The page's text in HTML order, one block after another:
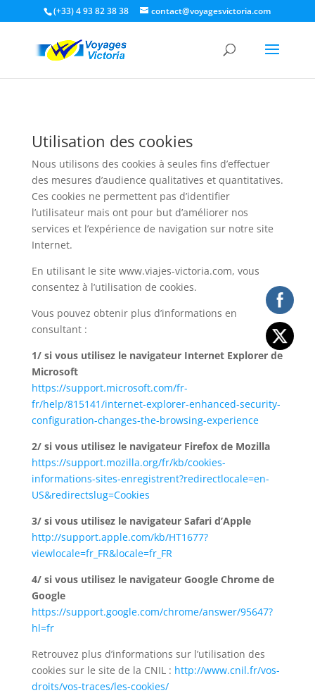
(+33) 4 93 82 38 38 contact@voyagesvictoria.com
Utilisation des cookies
Nous utilisons des cookies à seules fins d’effectuer
des mesures d’audience qualitatives et quantitatives.
Ces cookies ne permettent pas d’identifier
l’utilisateur mais ont pour but d’améliorer nos
services et l’expérience de navigation sur notre site
Internet.
En utilisant le site www.viajes-victoria.com, vous
consentez à l’utilisation de cookies.
Vous pouvez obtenir plus d’informations en
consultant :
1/ si vous utilisez le navigateur Internet Explorer de
Microsoft
https://support.microsoft.com/fr-
fr/help/815141/internet-explorer-enhanced-security-
configuration-changes-the-browsing-experience
2/ si vous utilisez le navigateur Firefox de Mozilla
https://support.mozilla.org/fr/kb/cookies-
informations-sites-enregistrent?redirectlocale=en-
US&redirectslug=Cookies
3/ si vous utilisez le navigateur Safari d’Apple
http://support.apple.com/kb/HT1677?
viewlocale=fr_FR&locale=fr_FR
4/ si vous utilisez le navigateur Google Chrome de
Google
https://support.google.com/chrome/answer/95647?
hl=fr
Retrouvez plus d’informations sur l’utilisation des
cookies sur le site de la CNIL : http://www.cnil.fr/vos-
droits/vos-traces/les-cookies/